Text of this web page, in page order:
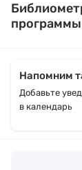
Напомним
Добавьте
в календарь